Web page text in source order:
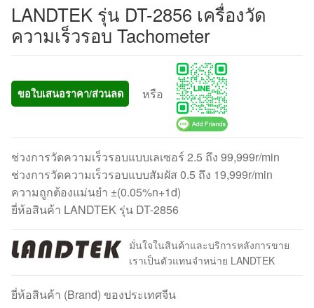
LANDTEK รุ่น DT-2856 เครื่องวัด
ความเร็วรอบ Tachometer
ขอใบเสนอราคา/ส่วนลด หรือ
ช่วงการวัดความเร็วรอบแบบเลเซอร์ 2.5 ถึง 99,999r/min
ช่วงการวัดความเร็วรอบแบบสัมผัส 0.5 ถึง 19,999r/min
ความถูกต้องแม่นยำ ±(0.05%n+1d)
ยี่ห้อสินค้า LANDTEK รุ่น DT-2856
มั่นใจในสินค้าและบริการหลังการขาย
เราเป็นตัวแทนจำหน่าย LANDTEK
ยี่ห้อสินค้า (Brand) ของประเทศจีน